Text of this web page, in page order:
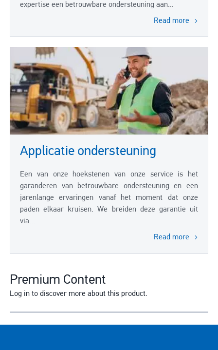
expertise een betrouwbare ondersteuning aan...
Read more
Applicatie ondersteuning
Een van onze hoekstenen van onze service is het
garanderen van betrouwbare ondersteuning en een
jarenlange ervaringen vanaf het moment dat onze
paden elkaar kruisen. We breiden deze garantie uit
via...
Read more
Premium Content
Log in to discover more about this product.